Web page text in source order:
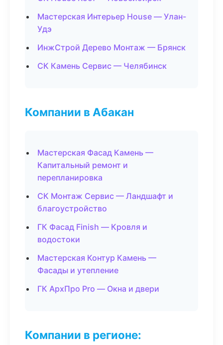
Мастерская Интерьер House — Улан-
Удэ
ИнжСтрой Дерево Монтаж — Брянск
СК Камень Сервис — Челябинск
Компании в Абакан
Мастерская Фасад Камень —
Капитальный ремонт и
перепланировка
СК Монтаж Сервис — Ландшафт и
благоустройство
ГК Фасад Finish — Кровля и
водостоки
Мастерская Контур Камень —
Фасады и утепление
ГК АрхПро Pro — Окна и двери
Компании в регионе: